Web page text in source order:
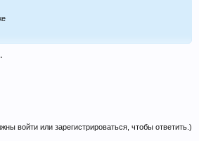
войти или зарегистрироваться, чтобы ответить.)